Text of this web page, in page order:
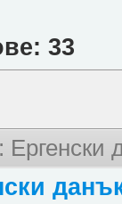
33
Ергенски